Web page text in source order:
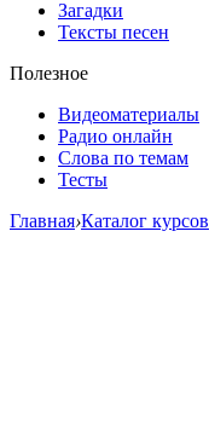
Загадки
Тексты песен
Полезное
Видеоматериалы
Радио онлайн
Слова по темам
Тесты
Главная›Каталог курсов